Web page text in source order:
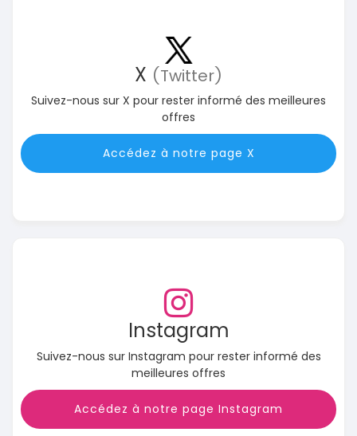
X (Twitter)
Suivez-nous sur X pour rester informé des meilleures
offres
Accédez à notre page X
Instagram
Suivez-nous sur Instagram pour rester informé des
meilleures offres
Accédez à notre page Instagram